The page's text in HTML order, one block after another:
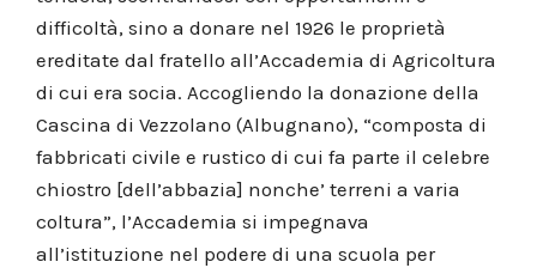
difficoltà, sino a donare nel 1926 le proprietà
ereditate dal fratello all’Accademia di Agricoltura
di cui era socia. Accogliendo la donazione della
Cascina di Vezzolano (Albugnano), “composta di
fabbricati civile e rustico di cui fa parte il celebre
chiostro [dell’abbazia] nonche’ terreni a varia
coltura”, l’Accademia si impegnava
all’istituzione nel podere di una scuola per